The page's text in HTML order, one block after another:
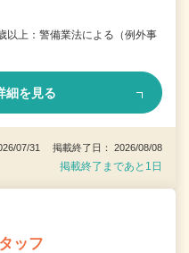
上：警備業法による（例外事
細を見る
07/31 掲載終了日： 2026/08/08
掲載終了まであと1日
ッフ